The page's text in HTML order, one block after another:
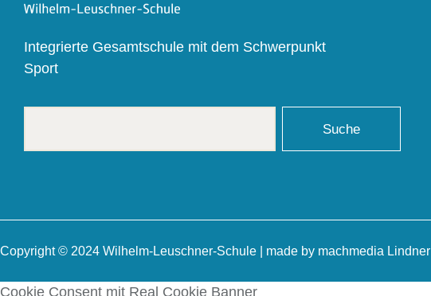
Integrierte Gesamtschule mit dem Schwerpunkt
Sport
Suche
Copyright © 2024 Wilhelm-Leuschner-Schule | made by machmedia Lindner
Cookie Consent mit Real Cookie Banner